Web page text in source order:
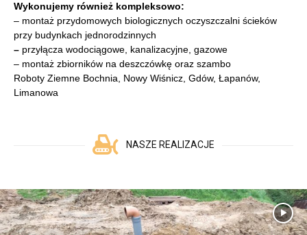
Wykonujemy również kompleksowo:
– montaż przydomowych biologicznych oczyszczalni ścieków
przy budynkach jednorodzinnych
– przyłącza wodociągowe, kanalizacyjne, gazowe
– montaż zbiorników na deszczówkę oraz szambo
Roboty Ziemne Bochnia, Nowy Wiśnicz, Gdów, Łapanów,
Limanowa
NASZE REALIZACJE